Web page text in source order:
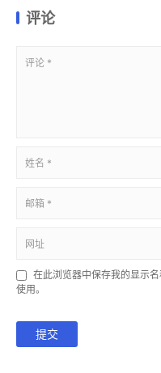
评论
在此浏览器中保存我的显示
使用。
提交